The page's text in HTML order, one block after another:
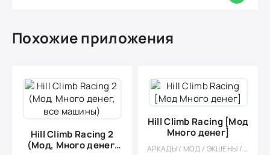
Похожие приложения
Hill Climb Racing 2
(Мод, Много денег,
Hill Climb Racing [Мод
Много денег]
АРКАДЫ / МОД / ЭКШЕНЫ / ПЛАТФОРМЕРЫ / ГОНКИ / ОДНОПОЛЬЗОВАТЕЛЬСКИЕ / СТИЛИЗАЦИЯ / ОФЛАЙН / КАЗУАЛЬНЫЕ / ВИД СБОКУ / МАЛЕНЬКАЯ / ВСТРОЕННЫЙ КЕШ / СЛОЖНАЯ